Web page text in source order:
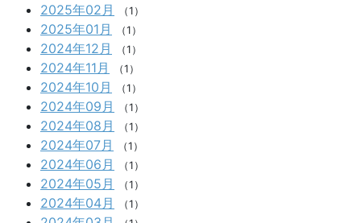
2025年02月 （1）
2025年01月 （1）
2024年12月 （1）
2024年11月 （1）
2024年10月 （1）
2024年09月 （1）
2024年08月 （1）
2024年07月 （1）
2024年06月 （1）
2024年05月 （1）
2024年04月 （1）